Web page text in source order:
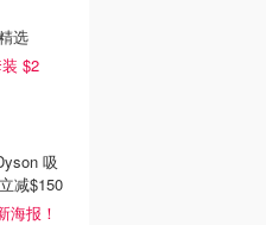
选
$2
吸
减$150
海报！